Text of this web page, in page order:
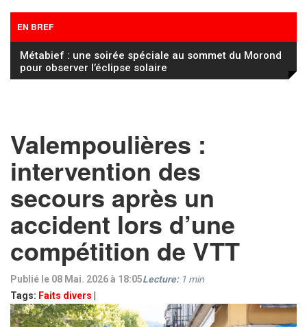
EN BREF
Éclipse solaire du 12 août : le Soleil sera occulté à
près de 92 %…
Valempoulières :
intervention des
secours après un
accident lors d’une
compétition de VTT
Publié le 08 Mai. 2026 à 18:05
Tags: Faits divers
Lecture: 1 min